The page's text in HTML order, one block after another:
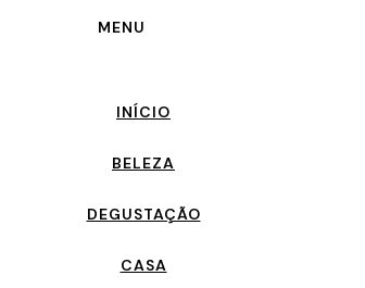
MENU
INÍCIO
BELEZA
DEGUSTAÇÃO
CASA